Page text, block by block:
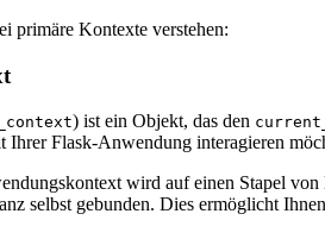
primäre Kontexte verstehen:
) ist ein Objekt, das den
Ihrer Flask-Anwendung interagieren
wird auf einen Stapel
selbst gebunden. Dies ermöglicht